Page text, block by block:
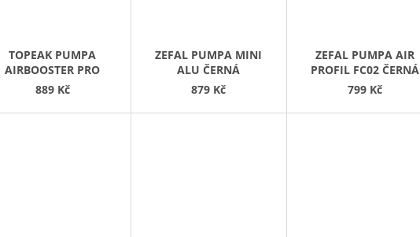
TOPEAK PUMPA
AIRBOOSTER PRO
889 Kč
ZEFAL PUMPA MINI
ALU ČERNÁ
879 Kč
ZEFAL PUMPA AIR
PROFIL FC02 ČERNÁ
799 Kč